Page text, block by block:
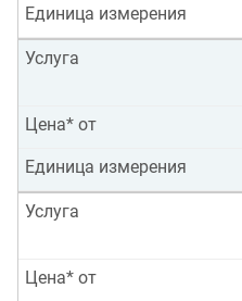
Единица измерения
Услуга
Цена* от
Единица измерения
Услуга
Цена* от